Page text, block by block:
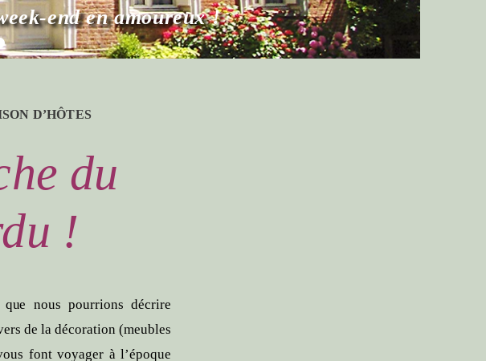
vous tenter par nos formules gîte ou
D’HÔTES
du
!
que nous pourrions décrire
de la décoration (meubles
font voyager à l’époque